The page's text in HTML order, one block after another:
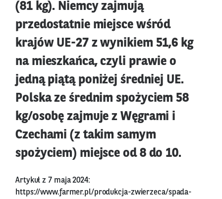
(81 kg). Niemcy zajmują
przedostatnie miejsce wśród
krajów UE-27 z wynikiem 51,6 kg
na mieszkańca, czyli prawie o
jedną piątą poniżej średniej UE.
Polska ze średnim spożyciem 58
kg/osobę zajmuje z Węgrami i
Czechami (z takim samym
spożyciem) miejsce od 8 do 10.
Artykuł z 7 maja 2024:
https://www.farmer.pl/produkcja-zwierzeca/spada-